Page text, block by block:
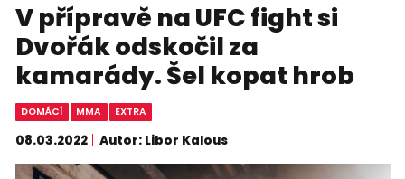
V přípravě na UFC fight si
Dvořák odskočil za
kamarády. Šel kopat hrob
DOMÁCÍ MMA EXTRA
08.03.2022 Autor: Libor Kalous